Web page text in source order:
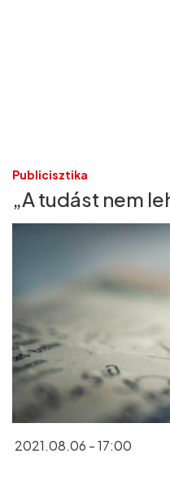
Publicisztika
„A tudást nem
2021.08.06 - 17:00